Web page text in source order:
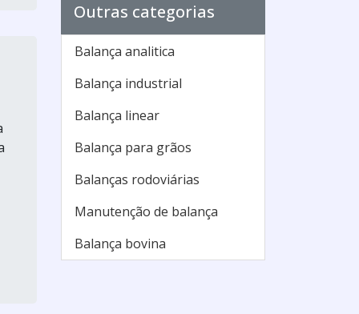
micheletti
pediátrica
Balança antropométrica
preço
Balança baby
Balança camry assistência
medidor de pressão
Outras categorias
Balança analitica
Balança industrial
Balança linear
Balança para grãos
Balanças rodoviárias
Manutenção de balança
Balança bovina